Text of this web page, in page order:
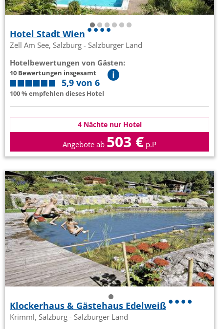
Hotel Stadt Wien
Zell Am See, Salzburg - Salzburger Land
Hotelbewertungen von Gästen:
10 Bewertungen insgesamt
5,9 von 6
100 % empfehlen dieses Hotel
4 Nächte nur Hotel
Angebote ab 503 € p.P
Klockerhaus & Gästehaus Edelweiß
Krimml, Salzburg - Salzburger Land